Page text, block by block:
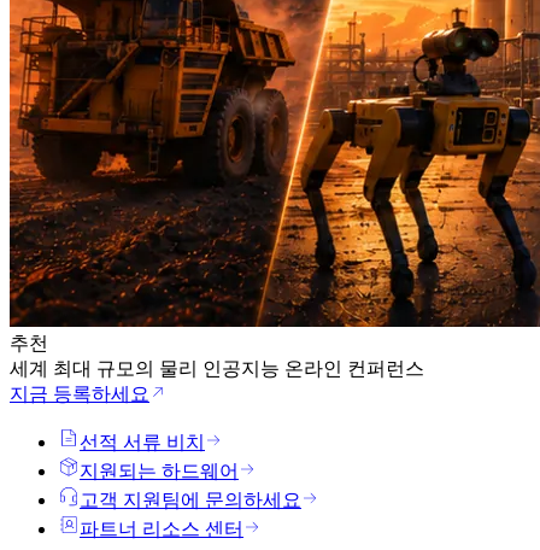
추천
세계 최대 규모의 물리 인공지능 온라인 컨퍼런스
지금 등록하세요
선적 서류 비치
지원되는 하드웨어
고객 지원팀에 문의하세요
파트너 리소스 센터